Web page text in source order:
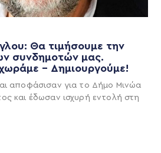
Θα τιμήσουμε την
συνδημοτών μας.
– Δημιουργούμε!
αποφάσισαν για το Δήμο Μινώα
και έδωσαν ισχυρή εντολή στη